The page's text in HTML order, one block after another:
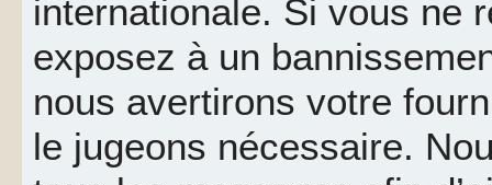
internationale. Si vous ne
exposez à un
nous avertirons votre
le jugeons nécessaire.